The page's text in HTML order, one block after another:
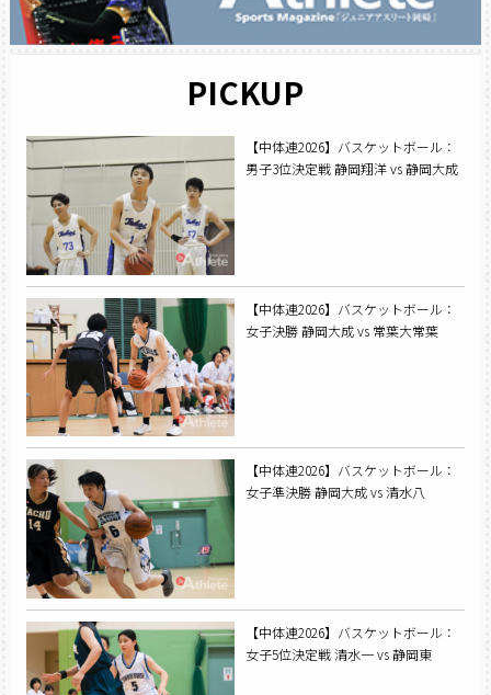
PICKUP
【中体連2026】バスケットボール：
男子3位決定戦 静岡翔洋 vs 静岡大成
【中体連2026】バスケットボール：
女子決勝 静岡大成 vs 常葉大常葉
【中体連2026】バスケットボール：
女子準決勝 静岡大成 vs 清水八
【中体連2026】バスケットボール：
女子5位決定戦 清水一 vs 静岡東